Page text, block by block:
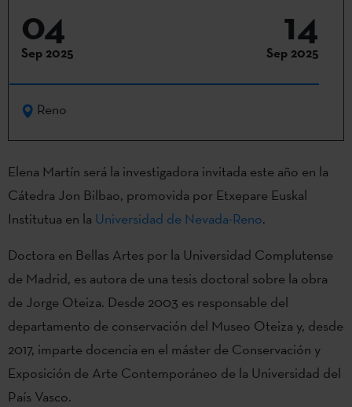
04
Sep 2025
14
Sep 2025
Reno
Elena Martín será la investigadora invitada este año en la
Cátedra Jon Bilbao, promovida por Etxepare Euskal
Institutua en la Universidad de Nevada-Reno.
Doctora en Bellas Artes por la Universidad Complutense
de Madrid, es autora de una tesis doctoral sobre la obra
de Jorge Oteiza. Desde 2003 es responsable del
departamento de conservación del Museo Oteiza y, desde
2017, imparte docencia en el máster de Conservación y
Exposición de Arte Contemporáneo de la Universidad del
País Vasco.